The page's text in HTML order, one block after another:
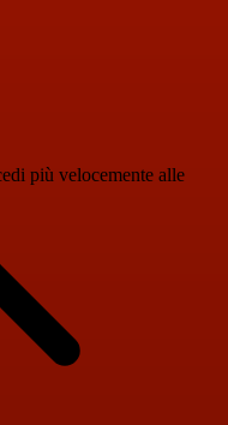
più velocemente alle